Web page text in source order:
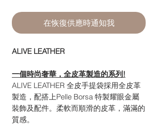
在恢復供應時通知我
ALIVE LEATHER
一個時尚奢華，全皮革製造的系列!
ALIVE LEATHER 全皮手提袋採用全皮革
製造，配搭上Pelle Borsa 特製耀眼金屬
裝飾及配件。柔軟而順滑的皮革，滿滿的
質感。